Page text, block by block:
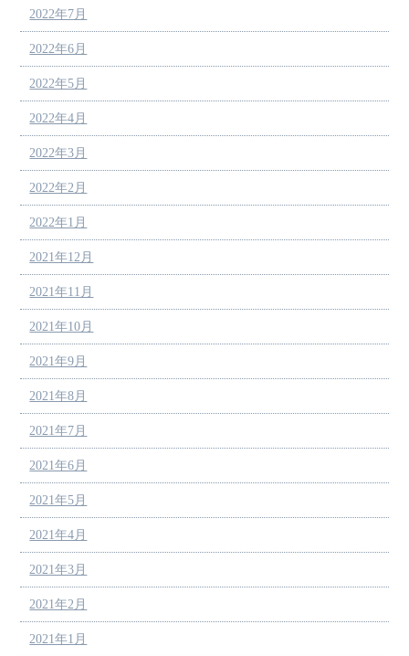
2022年7月
2022年6月
2022年5月
2022年4月
2022年3月
2022年2月
2022年1月
2021年12月
2021年11月
2021年10月
2021年9月
2021年8月
2021年7月
2021年6月
2021年5月
2021年4月
2021年3月
2021年2月
2021年1月